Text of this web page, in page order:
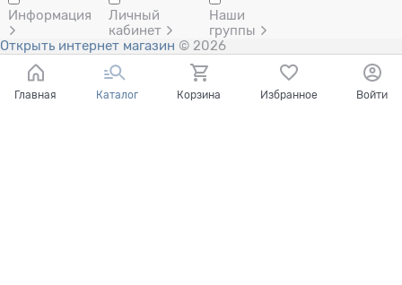
Информация
Личный
кабинет
Наши
группы
Открыть интернет магазин © 2026
Главная Каталог Корзина Избранное Войти